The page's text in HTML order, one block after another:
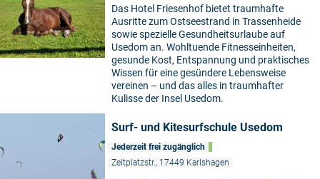
Das Hotel Friesenhof bietet traumhafte
Ausritte zum Ostseestrand in Trassenheide
sowie spezielle Gesundheitsurlaube auf
Usedom an. Wohltuende Fitnesseinheiten,
gesunde Kost, Entspannung und praktisches
Wissen für eine gesündere Lebensweise
vereinen – und das alles in traumhafter
Kulisse der Insel Usedom.
Surf- und Kitesurfschule Usedom
Jederzeit frei zugänglich
Zeltplatzstr., 17449 Karlshagen